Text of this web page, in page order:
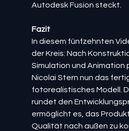
Autodesk Fusion steckt.
Fazit
In diesem fünfzehnten
der Kreis: Nach
Simulation und Animation
Nicolai Stern nun das
fotorealistisches Modell.
rundet den
ermöglicht es, das
Qualität nach außen zu